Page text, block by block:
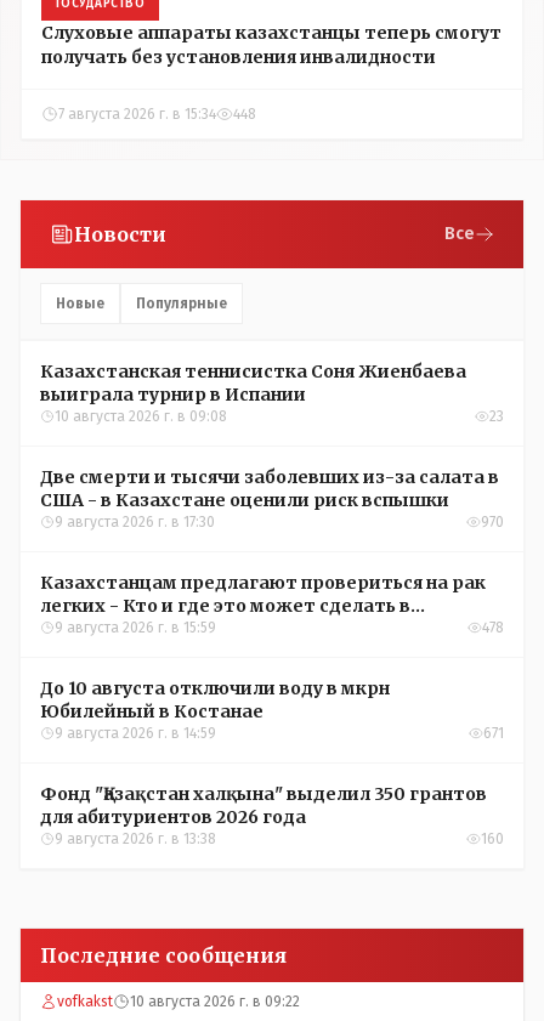
ГОСУДАРСТВО
Слуховые аппараты казахстанцы теперь смогут
получать без установления инвалидности
7 августа 2026 г. в 15:34 448
Новости Все
Новые Популярные
Казахстанская теннисистка Соня Жиенбаева
выиграла турнир в Испании
10 августа 2026 г. в 09:08 23
Две смерти и тысячи заболевших из-за салата в
США - в Казахстане оценили риск вспышки
9 августа 2026 г. в 17:30 970
Казахстанцам предлагают провериться на рак
легких - Кто и где это может сделать в
Костанайской области
9 августа 2026 г. в 15:59 478
До 10 августа отключили воду в мкрн
Юбилейный в Костанае
9 августа 2026 г. в 14:59 671
Фонд "Қазақстан халқына" выделил 350 грантов
для абитуриентов 2026 года
9 августа 2026 г. в 13:38 160
Последние сообщения
vofkakst 10 августа 2026 г. в 09:22